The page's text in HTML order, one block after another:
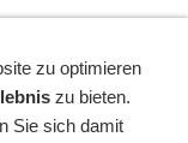
zu optimieren
zu bieten.
Sie sich damit